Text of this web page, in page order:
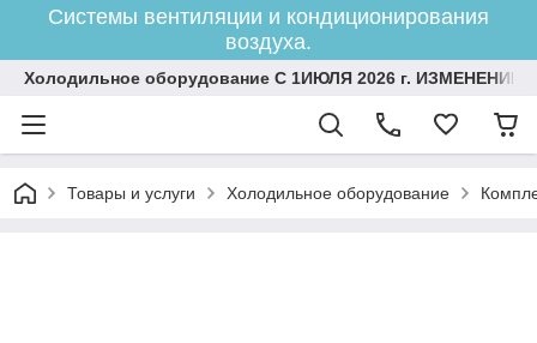
Системы вентиляции и кондиционирования
воздуха.
Холодильное оборудование С 1ИЮЛЯ 2026 г.
Товары и услуги Холодильное оборудование